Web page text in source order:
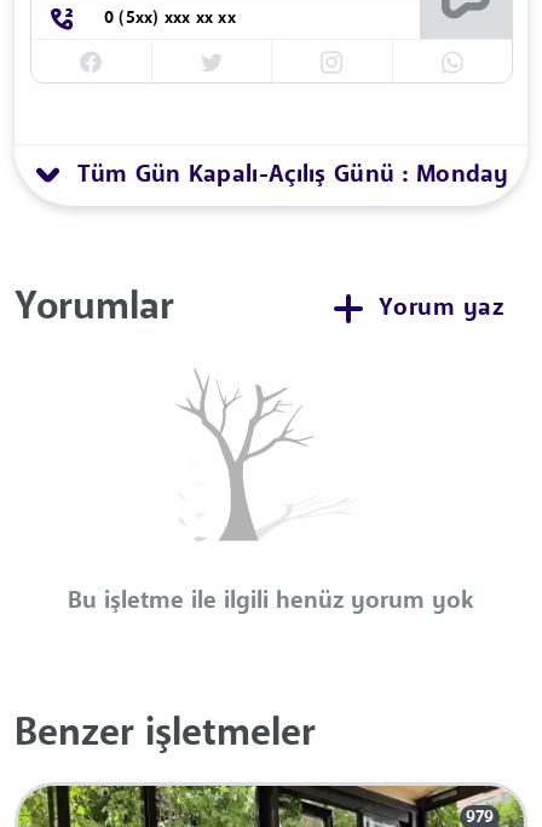
0 (5xx) xxx xx xx
Tüm Gün Kapalı-Açılış Günü : Monday
Yorumlar Yorum yaz
Bu işletme ile ilgili henüz yorum yok
Benzer işletmeler
979